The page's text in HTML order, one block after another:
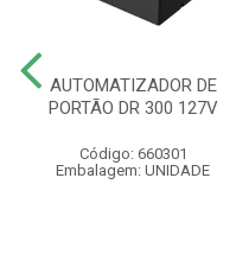
AUTOMATIZADOR DE
PORTÃO DR 300 127V
Código: 660301
Embalagem: UNIDADE